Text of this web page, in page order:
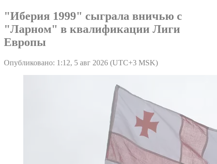
"Иберия 1999" сыграла вничью с
"Ларном" в квалификации Лиги
Европы
Опубликовано: 1:12, 5 авг 2026 (UTC+3 MSK)